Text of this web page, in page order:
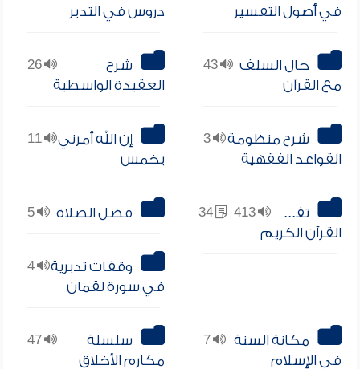
في أصول التفسير
دروس في التدبر
43
حال السلف
مع القرآن
26
شرح
العقيدة الواسطية
3
شرح منظومة
القواعد الفقهية
11
إن الله أمرني
بخمس
413
تفسير
القرآن الكريم
5 فضل الصلاة
4
وقفات تدبرية
في سورة لقمان
7
مكانة السنة
في الإسلام
47
سلسلة
مكارم الأخلاق